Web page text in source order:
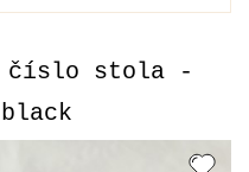
číslo stola -